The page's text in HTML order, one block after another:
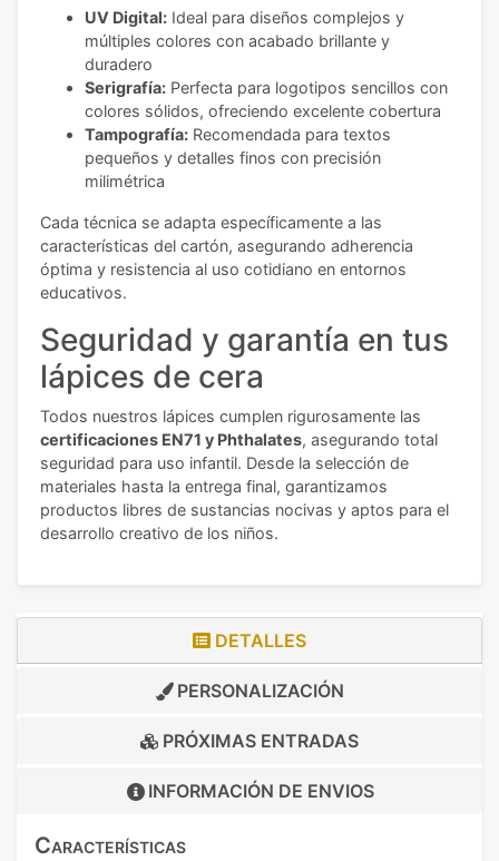
UV Digital: Ideal para diseños complejos y
múltiples colores con acabado brillante y
duradero
Serigrafía: Perfecta para logotipos sencillos con
colores sólidos, ofreciendo excelente cobertura
Tampografía: Recomendada para textos
pequeños y detalles finos con precisión
milimétrica
Cada técnica se adapta específicamente a las
características del cartón, asegurando adherencia
óptima y resistencia al uso cotidiano en entornos
educativos.
Seguridad y garantía en tus
lápices de cera
Todos nuestros lápices cumplen rigurosamente las
certificaciones EN71 y Phthalates, asegurando total
seguridad para uso infantil. Desde la selección de
materiales hasta la entrega final, garantizamos
productos libres de sustancias nocivas y aptos para el
desarrollo creativo de los niños.
DETALLES
PERSONALIZACIÓN
PRÓXIMAS ENTRADAS
INFORMACIÓN DE ENVIOS
Características